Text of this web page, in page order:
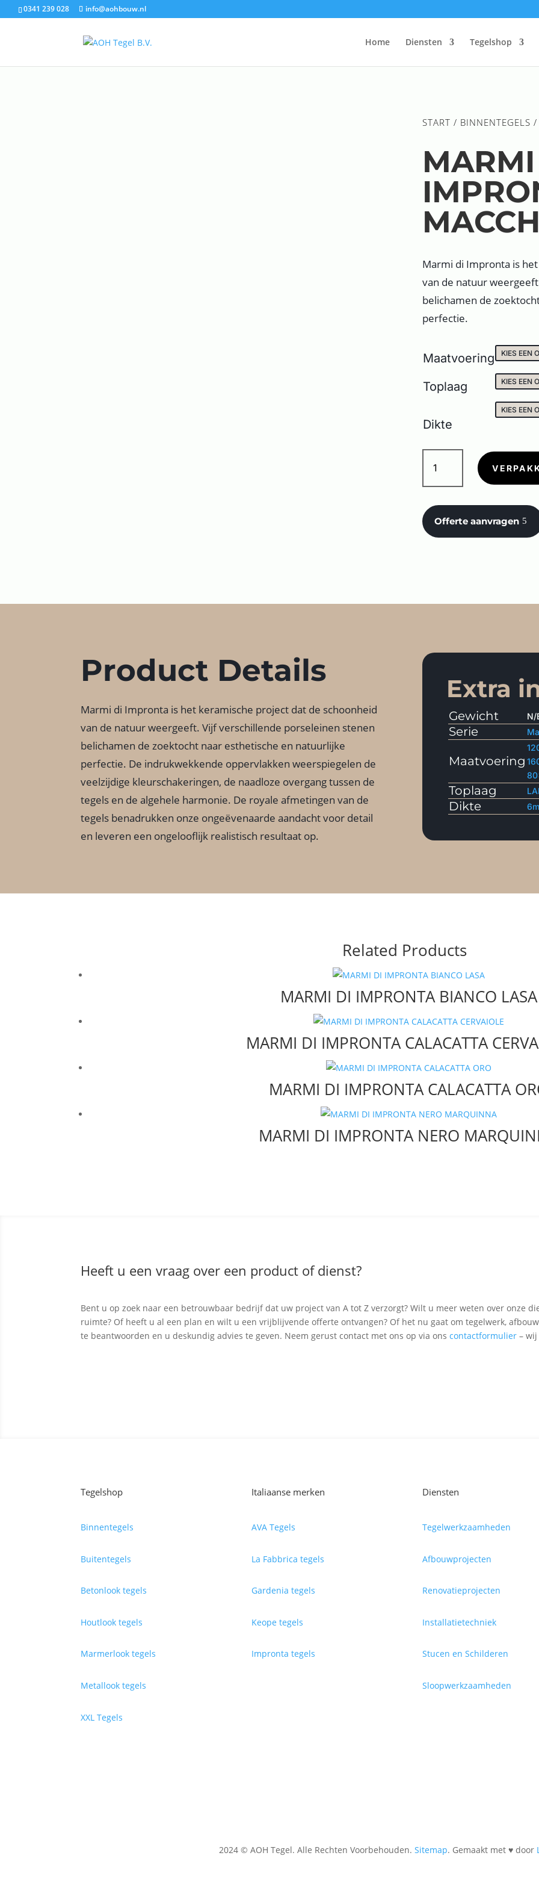
0341 239 028 info@aohbouw.nl
Home Diensten Tegelshop
START / BINNENTEGELS /
Marmi di Impronta is
van de natuur
belichamen de
perfectie.
Maatvoering
Toplaag
Dikte
MARMI
IMPRONTA
VECCHIA
aantal
Offerte aanvragen
Product Details
Marmi di Impronta is het keramische project dat de schoonheid
van de natuur weergeeft. Vijf verschillende porseleinen stenen
belichamen de zoektocht naar esthetische en natuurlijke
perfectie. De indrukwekkende oppervlakken weerspiegelen de
veelzijdige kleurschakeringen, de naadloze overgang tussen de
tegels en de algehele harmonie. De royale afmetingen van de
tegels benadrukken onze ongeëvenaarde aandacht voor detail
en leveren een ongelooflijk realistisch resultaat op.
Extra
Gewicht N/
Serie
Maatvoering
Toplaag
Dikte
Related Products
MARMI DI IMPRONTA BIANCO LASA
MARMI DI IMPRONTA CALACATTA
MARMI DI IMPRONTA CALACATTA
MARMI DI IMPRONTA NERO
Heeft u een vraag over een product of dienst?
Bent u op zoek naar een betrouwbaar bedrijf dat uw project van A tot Z verzorgt? Wilt u meer weten over onze
ruimte? Of heeft u al een plan en wilt u een vrijblijvende offerte ontvangen? Of het nu gaat om tegelwerk,
te beantwoorden en u deskundig advies te geven. Neem gerust contact met ons op via onscontactformulier –
Tegelshop
Binnentegels
Buitentegels
Betonlook tegels
Houtlook tegels
Marmerlook tegels
Metallook tegels
XXL Tegels
Italiaanse merken
AVA Tegels
La Fabbrica tegels
Gardenia tegels
Keope tegels
Impronta tegels
Diensten
Tegelwerkzaamheden
Afbouwprojecten
Renovatieprojecten
Installatietechniek
Stucen en Schilderen
Sloopwerkzaamheden
2024 © AOH Tegel. Alle Rechten Voorbehouden. Sitemap. Gemaakt met ♥ door